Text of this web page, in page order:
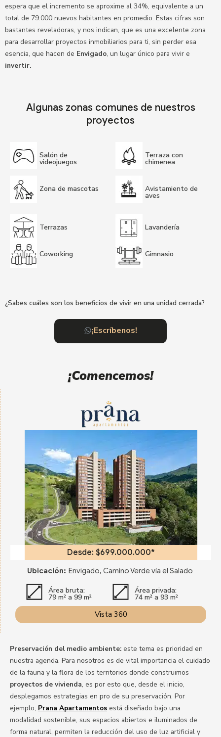
espera que el incremento se aproxime al 34%, equivalente a un
total de 79.000 nuevos habitantes en promedio. Estas cifras son
bastantes reveladoras, y nos indican, que es una excelente zona
para desarrollar proyectos inmobiliarios para ti, sin perder esa
esencia, que hacen de Envigado, un lugar único para vivir e
invertir.
Algunas zonas comunes de nuestros
proyectos
Salón de
videojuegos
Terraza con
chimenea
Zona de mascotas Avistamiento de
aves
Terrazas Lavandería
Coworking Gimnasio
¿Sabes cuáles son los beneficios de vivir en una unidad cerrada?
¡Escríbenos!
¡Comencemos!
Preservación del medio ambiente: este tema es prioridad en
nuestra agenda. Para nosotros es de vital importancia el cuidado
de la fauna y la flora de los territorios donde construimos
proyectos de vivienda, es por esto que, desde el inicio,
desplegamos estrategias en pro de su preservación. Por
ejemplo, Prana Apartamentos está diseñado bajo una
modalidad sostenible, sus espacios abiertos e iluminados de
forma natural, permiten la reducción del uso de luz artificial y
Desde: $699.000.000*
Ubicación: Envigado, Camino Verde vía el Salado
Área bruta:
79 m² a 99 m²
Área privada:
74 m² a 93 m²
Vista 360